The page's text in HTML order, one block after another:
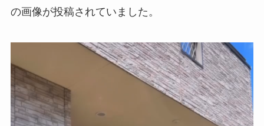
の画像が投稿されていました。